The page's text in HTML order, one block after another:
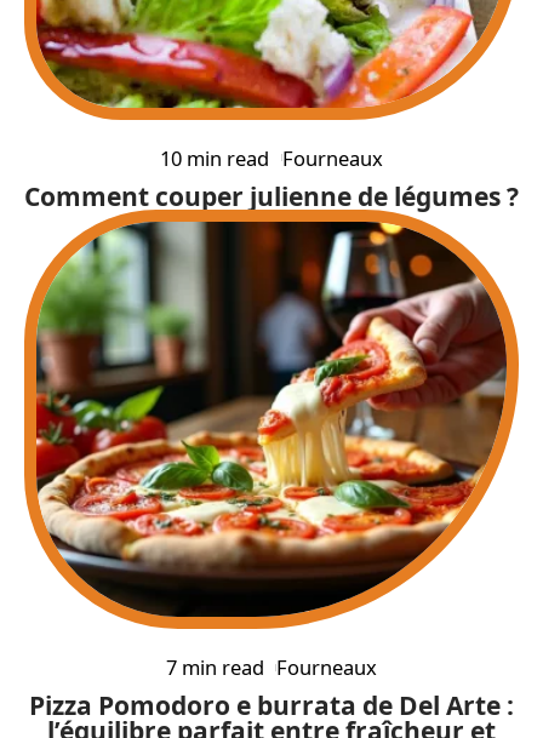
10 min read Fourneaux
Comment couper julienne de légumes ?
7 min read Fourneaux
Pizza Pomodoro e burrata de Del Arte :
l’équilibre parfait entre fraîcheur et